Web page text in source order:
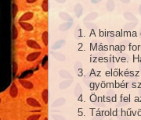
A
Másnap
ízesítve.
Az
gyömbér
Öntsd fel
Tárold